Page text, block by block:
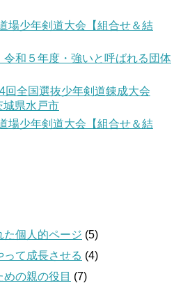
場少年剣道大会【組合せ＆結
和５年度・強いと呼ばれる団体
回全国選抜少年剣道錬成大会
城県水戸市
場少年剣道大会【組合せ＆結
た個人的ページ (5)
って成長させる (4)
の親の役目 (7)